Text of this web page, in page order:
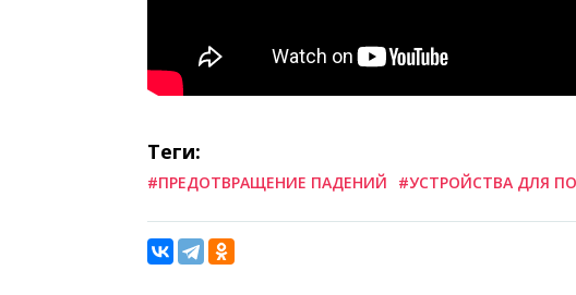
Теги:
#ПРЕДОТВРАЩЕНИЕ ПАДЕНИЙ #УСТРОЙСТВА ДЛЯ